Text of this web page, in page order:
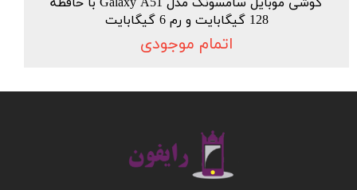
128 گیگابایت و رم 6 گیگابایت
اتمام موجودی